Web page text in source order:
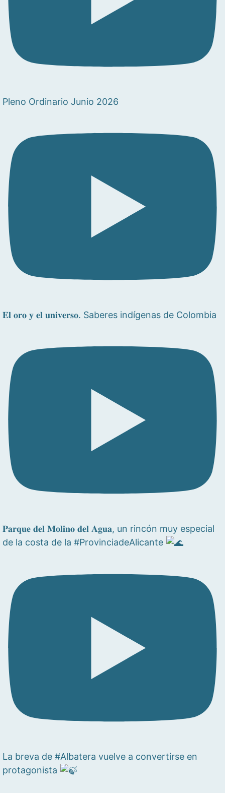
Pleno Ordinario Junio 2026
𝐄𝐥 𝐨𝐫𝐨 𝐲 𝐞𝐥 𝐮𝐧𝐢𝐯𝐞𝐫𝐬𝐨. Saberes indígenas de Colombia
𝐏𝐚𝐫𝐪𝐮𝐞 𝐝𝐞𝐥 𝐌𝐨𝐥𝐢𝐧𝐨 𝐝𝐞𝐥 𝐀𝐠𝐮𝐚, un rincón muy especial
de la costa de la #ProvinciadeAlicante
La breva de #Albatera vuelve a convertirse en
protagonista